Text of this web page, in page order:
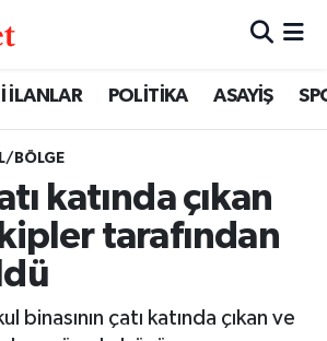
İLANLAR POLİTİKA ASAYİŞ
BÖLGE
katında çıkan
tarafından
binasının çatı katında çıkan ve
Vakitleri
Durumu ve Fikstür